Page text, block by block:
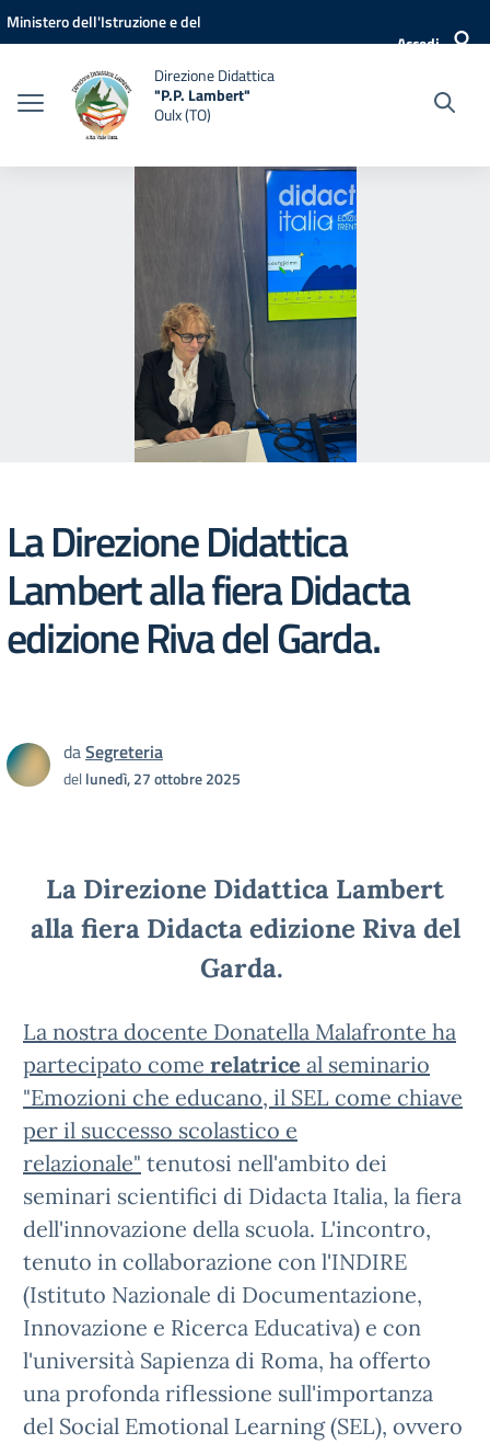
Vai ai contenuti
Vai al menu di navigazione
Vai al footer
Ministero dell'Istruzione e del
Accedi
Direzione Didattica
"P.P. Lambert"
Oulx (TO)
La Direzione Didattica
Lambert alla fiera Didacta
edizione Riva del Garda.
daSegreteria
dellunedì, 27 ottobre 2025
La Direzione Didattica Lambert
alla fiera Didacta edizione Riva del
Garda.
La nostra docente Donatella Malafronte ha
partecipato come relatrice al seminario
"Emozioni che educano, il SEL come chiave
per il successo scolastico e
relazionale" tenutosi nell'ambito dei
seminari scientifici di Didacta Italia, la fiera
dell'innovazione della scuola. L'incontro,
tenuto in collaborazione con l'INDIRE
(Istituto Nazionale di Documentazione,
Innovazione e Ricerca Educativa) e con
l'università Sapienza di Roma, ha offerto
una profonda riflessione sull'importanza
del Social Emotional Learning (SEL), ovvero